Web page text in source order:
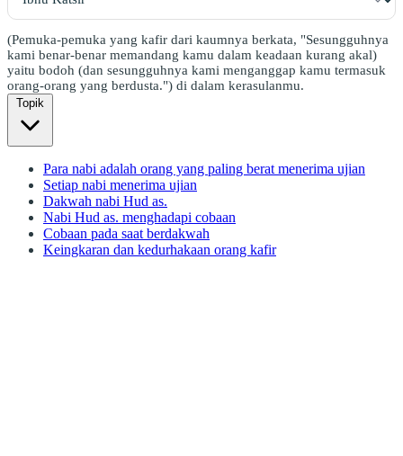
(Pemuka-pemuka yang kafir dari kaumnya berkata, "Sesungguhnya
kami benar-benar memandang kamu dalam keadaan kurang akal)
yaitu bodoh (dan sesungguhnya kami menganggap kamu termasuk
orang-orang yang berdusta.") di dalam kerasulanmu.
Topik
Para nabi adalah orang yang paling berat menerima ujian
Setiap nabi menerima ujian
Dakwah nabi Hud as.
Nabi Hud as. menghadapi cobaan
Cobaan pada saat berdakwah
Keingkaran dan kedurhakaan orang kafir